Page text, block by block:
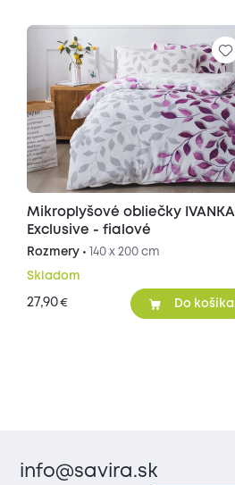
Mikroplyšové obliečky IVANKA
Exclusive - fialové
Rozmery • 140 x 200 cm
Skladom
27,90€ Do košíka
info@savira.sk